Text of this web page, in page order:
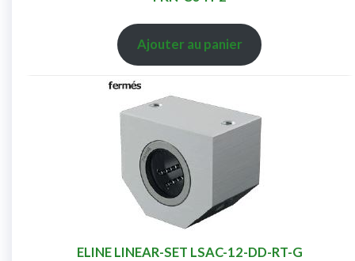
Ajouter au panier
ELINE LINEAR-SET LSAC-12-DD-RT-G